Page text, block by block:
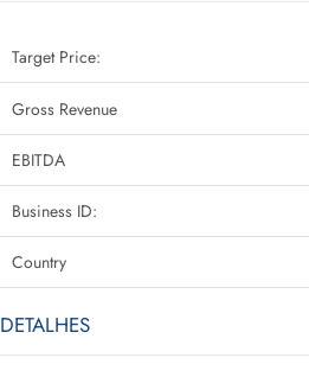
Target Price:
Gross Revenue
EBITDA
Business ID:
Country
DETALHES